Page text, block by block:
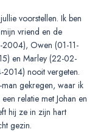
voorstellen. Ik ben
vriend en de
2004), Owen (01-11-
en Marley (22-02-
nooit vergeten.
gekregen, waar ik
relatie met Johan en
hij ze in zijn hart
gezin.